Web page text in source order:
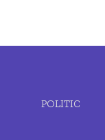
POLITIC